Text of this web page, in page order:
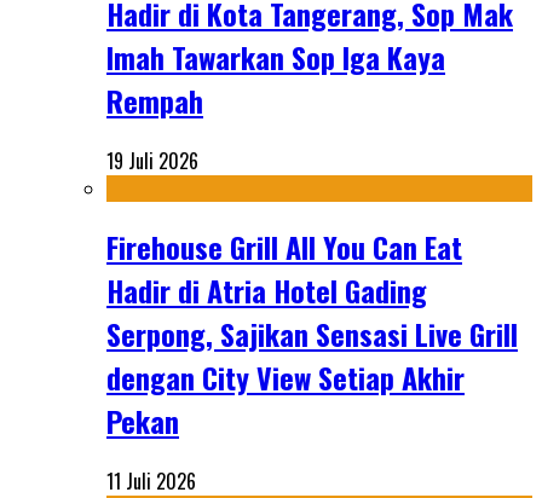
Hadir di Kota Tangerang, Sop Mak
Imah Tawarkan Sop Iga Kaya
Rempah
19 Juli 2026
Firehouse Grill All You Can Eat
Hadir di Atria Hotel Gading
Serpong, Sajikan Sensasi Live Grill
dengan City View Setiap Akhir
Pekan
11 Juli 2026